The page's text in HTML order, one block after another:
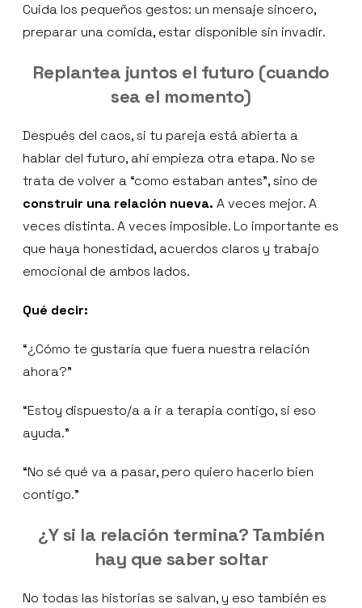
Cuida los pequeños gestos: un mensaje sincero,
preparar una comida, estar disponible sin invadir.
Replantea juntos el futuro (cuando
sea el momento)
Después del caos, si tu pareja está abierta a
hablar del futuro, ahí empieza otra etapa. No se
trata de volver a “como estaban antes”, sino de
construir una relación nueva. A veces mejor. A
veces distinta. A veces imposible. Lo importante es
que haya honestidad, acuerdos claros y trabajo
emocional de ambos lados.
Qué decir:
“¿Cómo te gustaría que fuera nuestra relación
ahora?”
“Estoy dispuesto/a a ir a terapia contigo, si eso
ayuda.”
“No sé qué va a pasar, pero quiero hacerlo bien
contigo.”
¿Y si la relación termina? También
hay que saber soltar
No todas las historias se salvan, y eso también es